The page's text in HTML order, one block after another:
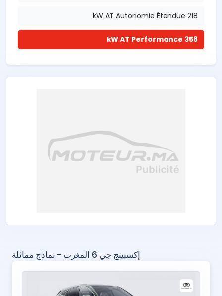
218 kW AT Autonomie Étendue
358 kW AT Performance
إكسبينج جي 6 المغرب - نماذج مماثلة